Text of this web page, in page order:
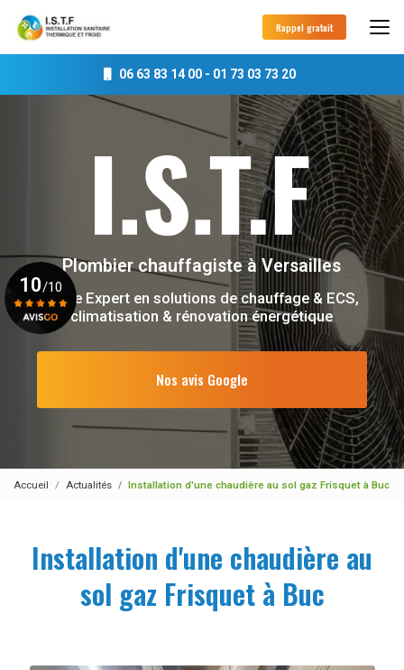
contenu
06 63 83 14 00- 01 73 03 73 20
Rappel gratuit
Plombier chauffagisteà Versailles
Votre Expert en solutions de chauffage & ECS,
climatisation & rénovation énergétique
Nos avis Google
10/10
Accueil Actualités Installation d'une chaudière au sol gaz Frisquet à Buc
Installation d'une chaudière au
sol gaz Frisquet à Buc